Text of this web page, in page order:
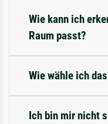
Wie kann ich
Raum passt?
Wie wähle ich
Ich bin mir nicht